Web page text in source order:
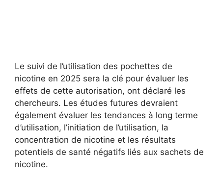
Le suivi de l’utilisation des pochettes de
nicotine en 2025 sera la clé pour évaluer les
effets de cette autorisation, ont déclaré les
chercheurs. Les études futures devraient
également évaluer les tendances à long terme
d’utilisation, l’initiation de l’utilisation, la
concentration de nicotine et les résultats
potentiels de santé négatifs liés aux sachets de
nicotine.